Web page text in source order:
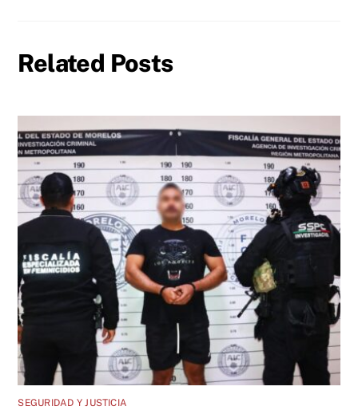
Related Posts
SEGURIDAD Y JUSTICIA